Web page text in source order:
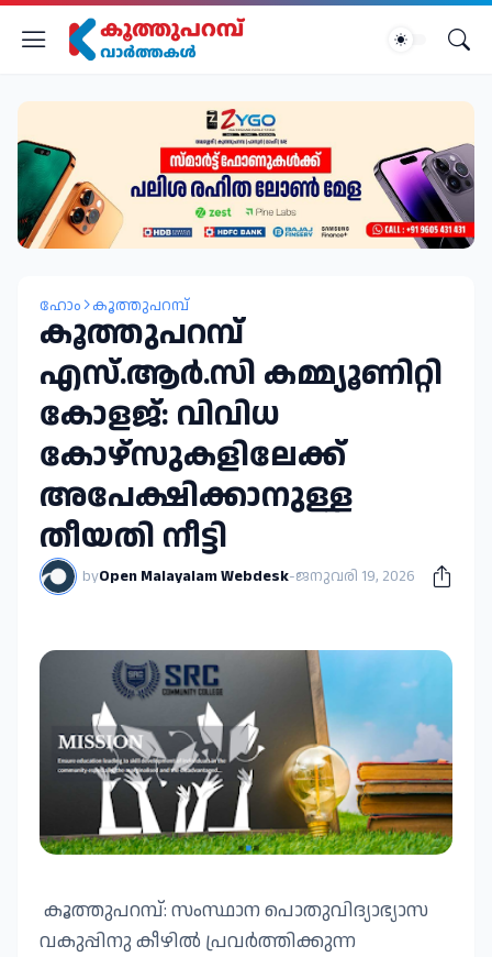
ഹോം കൂത്തുപറമ്പ്
കൂത്തുപറമ്പ്
എസ്.ആർ.സി കമ്മ്യൂണിറ്റി
കോളജ്: വിവിധ
കോഴ്‌സുകളിലേക്ക്
അപേക്ഷിക്കാനുള്ള
തീയതി നീട്ടി
byOpen Malayalam Webdesk-ജനുവരി 19, 2026
കൂത്തുപറമ്പ്: സംസ്ഥാന പൊതുവിദ്യാഭ്യാസ
വകുപ്പിനു കീഴിൽ പ്രവർത്തിക്കുന്ന